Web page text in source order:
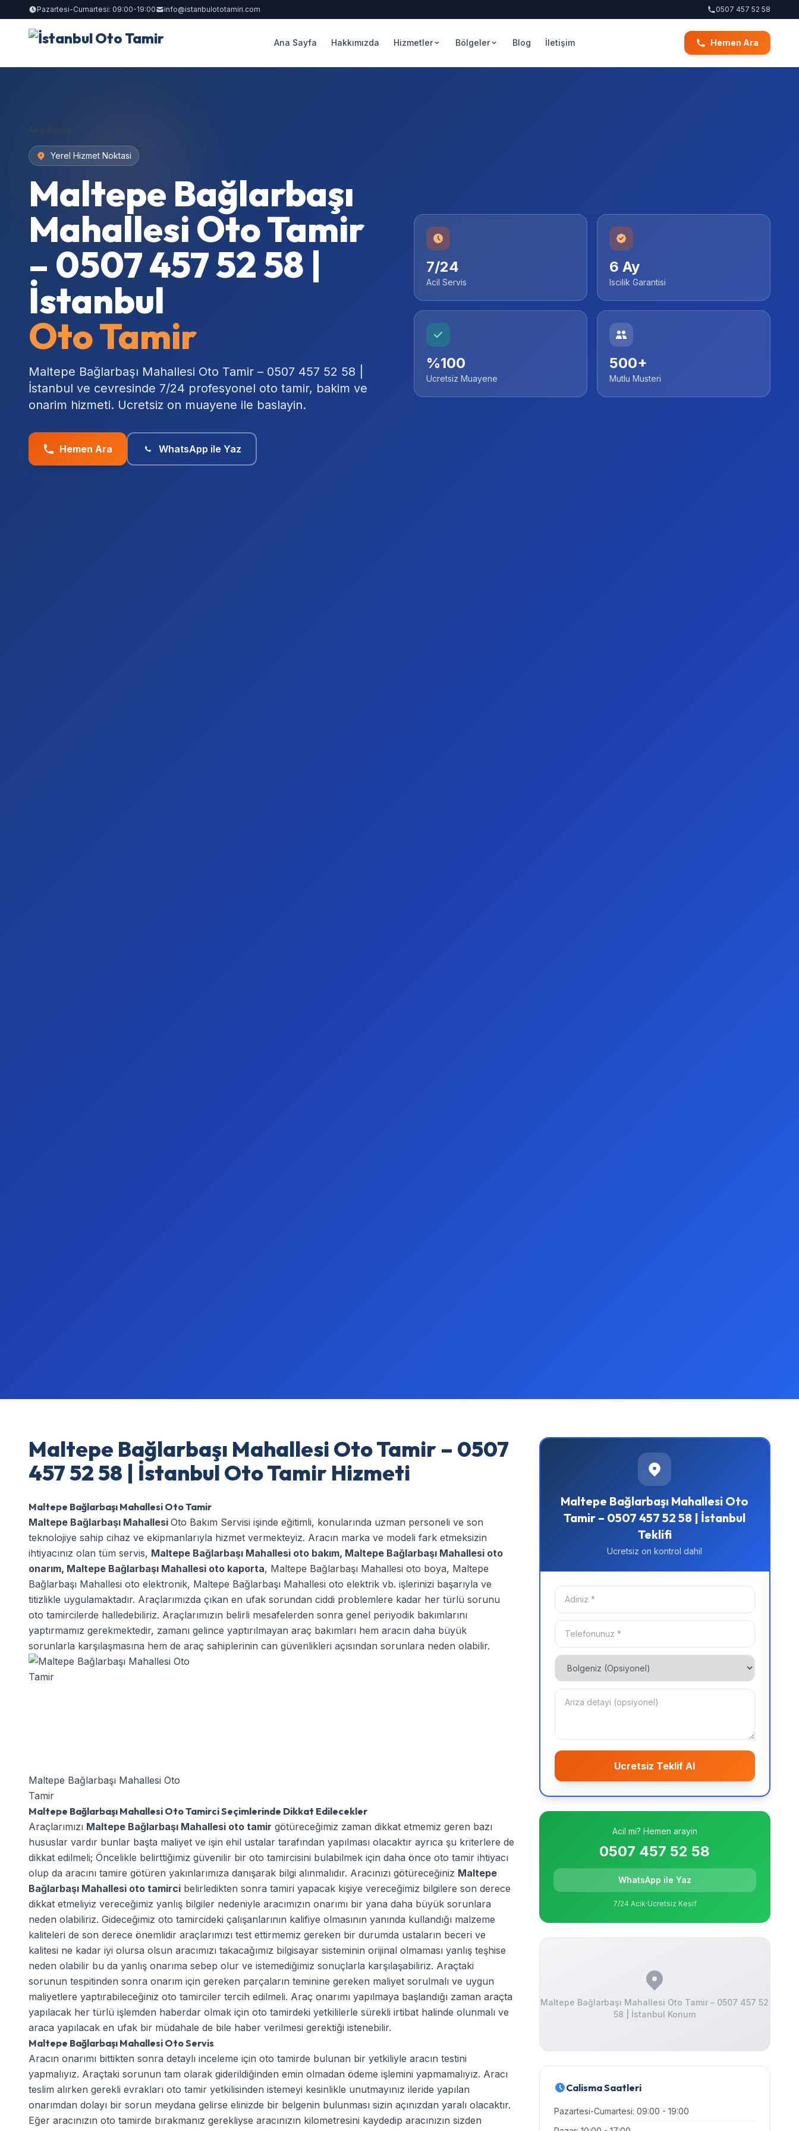
Pazartesi-Cumartesi: 09:00-19:00 info@istanbulototamiri.com 0507 457 52 58
Ana Sayfa Hakkımızda Hizmetler Bölgeler Blog İletişim Hemen Ara
Ana Sayfa
Yerel Hizmet Noktasi
Maltepe Bağlarbaşı
Mahallesi Oto Tamir
– 0507 457 52 58 |
İstanbul
Oto Tamir
Maltepe Bağlarbaşı Mahallesi Oto Tamir – 0507 457 52 58 |
İstanbul ve cevresinde 7/24 profesyonel oto tamir, bakim ve
onarim hizmeti. Ucretsiz on muayene ile baslayin.
Hemen Ara WhatsApp ile Yaz
7/24
Acil Servis
6 Ay
Iscilik Garantisi
%100
Ucretsiz Muayene
500+
Mutlu Musteri
Maltepe Bağlarbaşı Mahallesi Oto Tamir – 0507
457 52 58 | İstanbul Oto Tamir Hizmeti
Maltepe Bağlarbaşı Mahallesi Oto Tamir
Maltepe Bağlarbaşı Mahallesi Oto Bakım Servisi işinde eğitimli, konularında uzman personeli ve son
teknolojiye sahip cihaz ve ekipmanlarıyla hizmet vermekteyiz. Aracın marka ve modeli fark etmeksizin
ihtiyacınız olan tüm servis, Maltepe Bağlarbaşı Mahallesi oto bakım, Maltepe Bağlarbaşı Mahallesi oto
onarım, Maltepe Bağlarbaşı Mahallesi oto kaporta, Maltepe Bağlarbaşı Mahallesi oto boya, Maltepe
Bağlarbaşı Mahallesi oto elektronik, Maltepe Bağlarbaşı Mahallesi oto elektrik vb. işlerinizi başarıyla ve
titizlikle uygulamaktadır. Araçlarımızda çıkan en ufak sorundan ciddi problemlere kadar her türlü sorunu
oto tamircilerde halledebiliriz. Araçlarımızın belirli mesafelerden sonra genel periyodik bakımlarını
yaptırmamız gerekmektedir, zamanı gelince yaptırılmayan araç bakımları hem aracın daha büyük
sorunlarla karşılaşmasına hem de araç sahiplerinin can güvenlikleri açısından sorunlara neden olabilir.
Maltepe Bağlarbaşı Mahallesi Oto
Tamir
Maltepe Bağlarbaşı Mahallesi Oto Tamirci Seçimlerinde Dikkat Edilecekler
Araçlarımızı Maltepe Bağlarbaşı Mahallesi oto tamir götüreceğimiz zaman dikkat etmemiz geren bazı
hususlar vardır bunlar başta maliyet ve işin ehil ustalar tarafından yapılması olacaktır ayrıca şu kriterlere de
dikkat edilmeli; Öncelikle belirttiğimiz güvenilir bir oto tamircisini bulabilmek için daha önce oto tamir ihtiyacı
olup da aracını tamire götüren yakınlarımıza danışarak bilgi alınmalıdır. Aracınızı götüreceğiniz Maltepe
Bağlarbaşı Mahallesi oto tamirci belirledikten sonra tamiri yapacak kişiye vereceğimiz bilgilere son derece
dikkat etmeliyiz vereceğimiz yanlış bilgiler nedeniyle aracımızın onarımı bir yana daha büyük sorunlara
neden olabiliriz. Gideceğimiz oto tamircideki çalışanlarının kalifiye olmasının yanında kullandığı malzeme
kaliteleri de son derece önemlidir araçlarımızı test ettirmemiz gereken bir durumda ustaların beceri ve
kalitesi ne kadar iyi olursa olsun aracımızı takacağımız bilgisayar sisteminin orijinal olmaması yanlış teşhise
neden olabilir bu da yanlış onarıma sebep olur ve istemediğimiz sonuçlarla karşılaşabiliriz. Araçtaki
sorunun tespitinden sonra onarım için gereken parçaların teminine gereken maliyet sorulmalı ve uygun
maliyetlere yaptırabileceğiniz oto tamirciler tercih edilmeli. Araç onarımı yapılmaya başlandığı zaman araçta
yapılacak her türlü işlemden haberdar olmak için oto tamirdeki yetkililerle sürekli irtibat halinde olunmalı ve
araca yapılacak en ufak bir müdahale de bile haber verilmesi gerektiği istenebilir.
Maltepe Bağlarbaşı Mahallesi Oto Servis
Aracın onarımı bittikten sonra detaylı inceleme için oto tamirde bulunan bir yetkiliyle aracın testini
yapmalıyız. Araçtaki sorunun tam olarak giderildiğinden emin olmadan ödeme işlemini yapmamalıyız. Aracı
teslim alırken gerekli evrakları oto tamir yetkilisinden istemeyi kesinlikle unutmayınız ileride yapılan
onarımdan dolayı bir sorun meydana gelirse elinizde bir belgenin bulunması sizin açınızdan yaralı olacaktır.
Eğer aracınızın oto tamirde bırakmanız gerekliyse aracınızın kilometresini kaydedip aracınızın sizden
Maltepe Bağlarbaşı Mahallesi Oto
Tamir – 0507 457 52 58 | İstanbul
Teklifi
Ucretsiz on kontrol dahil
Ucretsiz Teklif Al
Acil mi? Hemen arayin
0507 457 52 58
WhatsApp ile Yaz
7/24 Acik·Ucretsiz Kesif
Maltepe Bağlarbaşı Mahallesi Oto Tamir – 0507 457 52
58 | İstanbul Konum
Calisma Saatleri
Pazartesi-Cumartesi: 09:00 - 19:00